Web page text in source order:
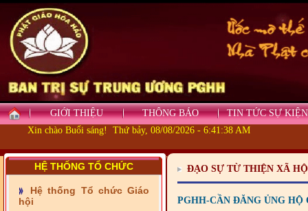
GIỚI THIỆU THÔNG BÁO
TIN TỨC SỰ KIỆN
Xin chào Buổi sáng! Thứ bảy, 08/08/2026 - 6:41:38 AM
HỆ THỐNG TỔ CHỨC
Hệ thống Tổ chức Giáo
hội
- Những tấm lòng thiện
nguyện vùng biên
ĐẠO SỰ TỪ THIỆN XÃ
PGHH-CẦN ĐĂNG ỦNG HỘ